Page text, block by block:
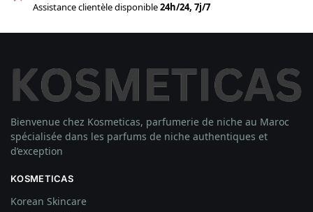
Assistance clientèle disponible24h/24, 7j/7
Bienvenue chez Kosmeticas, parfumerie de niche au Maroc
spécialisée dans les parfums de niche authentiques et
d’exception
KOSMETICAS
Korean Skincare